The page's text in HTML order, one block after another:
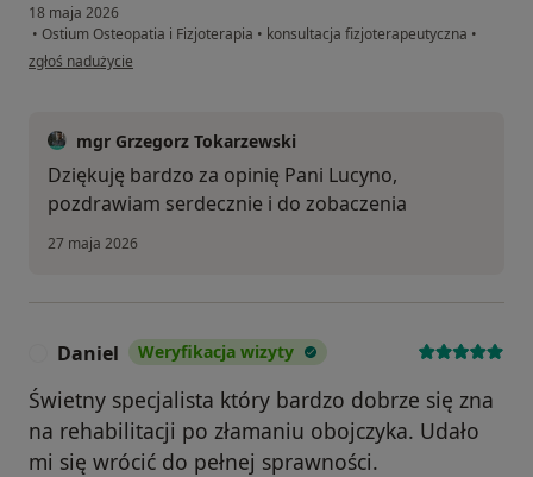
18 maja 2026
• Ostium Osteopatia i Fizjoterapia • konsultacja fizjoterapeutyczna •
w opinii użytkownika Lucyna
zgłoś nadużycie
mgr Grzegorz Tokarzewski
Dziękuję bardzo za opinię Pani Lucyno,
pozdrawiam serdecznie i do zobaczenia
27 maja 2026
Daniel Weryfikacja wizyty
Świetny specjalista który bardzo dobrze się zna
na rehabilitacji po złamaniu obojczyka. Udało
mi się wrócić do pełnej sprawności.